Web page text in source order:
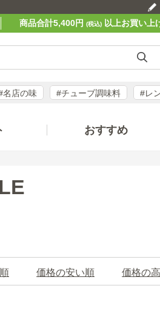
商品合計5,400円 (税込)以上お買い上
名店の味 #チューブ調味料 #レ
おすすめ
価格の安い順 価格の